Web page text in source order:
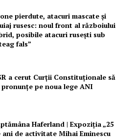
pierdute, atacuri mascate și
rusesc: noul front al războiului
posibile atacuri rusești sub
fals”
a cerut Curții Constituționale să
pronunțe pe noua lege ANI
Haferland | Expoziţia „25
ani de activitate Mihai Eminescu